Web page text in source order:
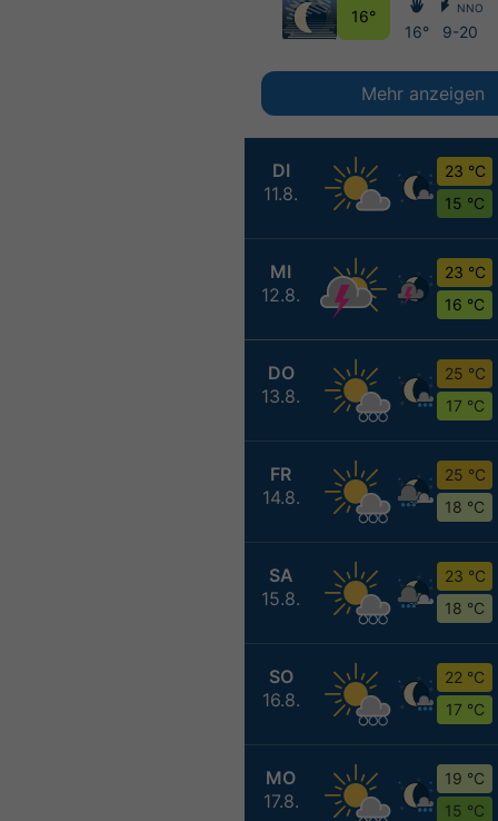
DI
11.8.
23 °C
15 °C
MI
12.8.
23 °C
16 °C
DO
13.8.
25 °C
17 °C
FR
14.8.
25 °C
18 °C
SA
15.8.
23 °C
18 °C
SO
16.8.
22 °C
17 °C
MO
17.8.
19 °C
15 °C
16°
16°
NNO
9-20
Mehr anzeigen